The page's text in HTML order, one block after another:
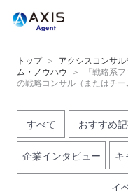
トップ アクシスコンサ
ム・ノウハウ
「戦略系
の戦略コンサル（またはチー
すべて おすすめ
企業インタビュー キ
イ